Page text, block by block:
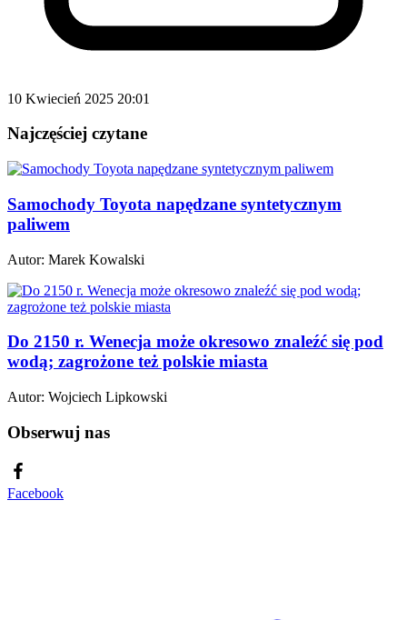
10 Kwiecień 2025 20:01
Najczęściej czytane
Samochody Toyota napędzane syntetycznym
paliwem
Autor: Marek Kowalski
Do 2150 r. Wenecja może okresowo znaleźć się pod
wodą; zagrożone też polskie miasta
Autor: Wojciech Lipkowski
Obserwuj nas
Facebook